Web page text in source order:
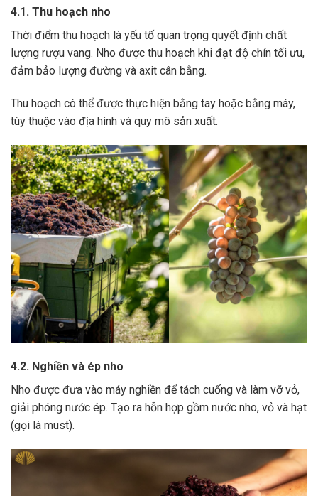
4.1. Thu hoạch nho
Thời điểm thu hoạch là yếu tố quan trọng quyết định chất
lượng rượu vang. Nho được thu hoạch khi đạt độ chín tối ưu,
đảm bảo lượng đường và axit cân bằng.
Thu hoạch có thể được thực hiện bằng tay hoặc bằng máy,
tùy thuộc vào địa hình và quy mô sản xuất.
4.2. Nghiền và ép nho
Nho được đưa vào máy nghiền để tách cuống và làm vỡ vỏ,
giải phóng nước ép. Tạo ra hỗn hợp gồm nước nho, vỏ và hạt
(gọi là must).